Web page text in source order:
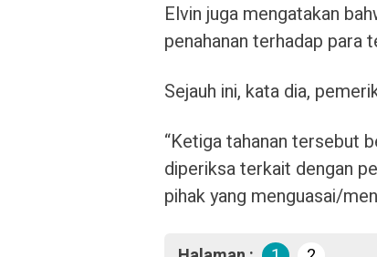
Elvin juga mengatakan
penahanan terhadap para
Sejauh ini, kata dia,
“Ketiga tahanan tersebut
diperiksa terkait dengan
pihak yang menguasai/